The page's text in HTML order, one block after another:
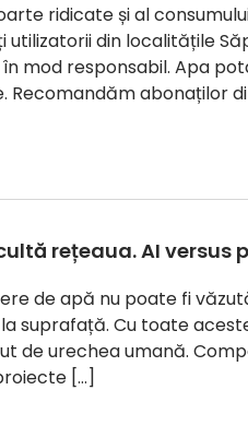
ridicate și al
din localitățile
mod responsabil. Apa
Recomandăm abonaților
rețeaua. AI versus
de apă nu poate fi
suprafață. Cu toate
de urechea umană.
[…]